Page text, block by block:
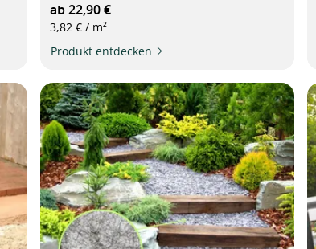
ab 22,90 €
3,82 € / m²
Produkt entdecken